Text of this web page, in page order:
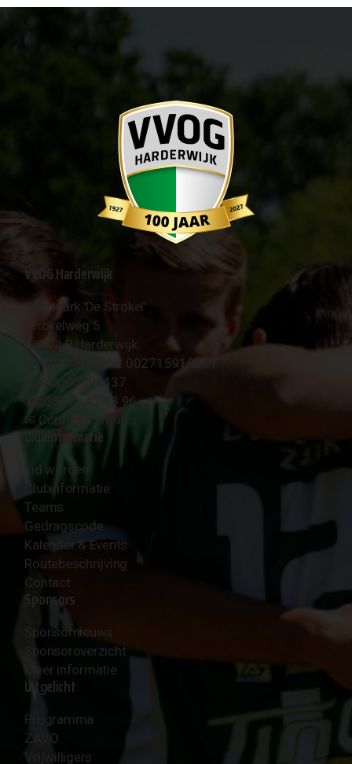
VVOG Harderwijk
Sportpark 'De Strokel'
Strokelweg 5
3847 LR Harderwijk
BTW Nummer NL 002715910B01
KvK Nr 40094437
☎︎ 0341 - 41 28 96
✉︎ Contactformulier
Clubinformatie
Lid worden
Clubinformatie
Teams
Gedragscode
Kalender & Events
Routebeschrijving
Contact
Sponsors
Sponsornieuws
Sponsoroverzicht
Meer informatie
Uitgelicht
Programma
ZAVO
Vrijwilligers